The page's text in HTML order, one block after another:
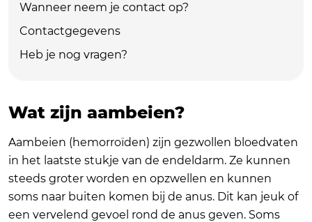
Wanneer neem je contact op?
Contactgegevens
Heb je nog vragen?
Wat zijn aambeien?
Aambeien (hemorroïden) zijn gezwollen bloedvaten
in het laatste stukje van de endeldarm. Ze kunnen
steeds groter worden en opzwellen en kunnen
soms naar buiten komen bij de anus. Dit kan jeuk of
een vervelend gevoel rond de anus geven. Soms